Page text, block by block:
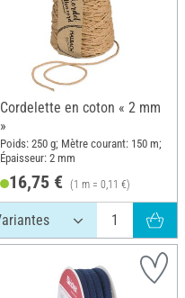
Cordelette en coton « 2 mm
»
Poids: 250 g; Mètre courant: 150 m;
Épaisseur: 2 mm
16,75 € (1 m = 0,11 €)